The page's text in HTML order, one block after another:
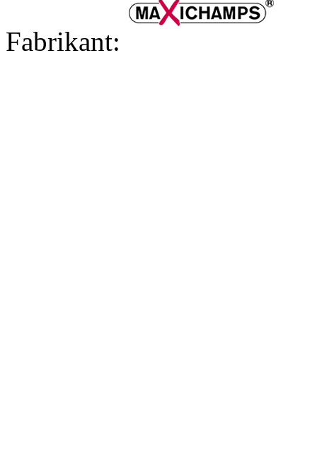
Fabrikant: